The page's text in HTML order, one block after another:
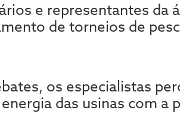
e representantes da
de torneios de
os especialistas
das usinas com a